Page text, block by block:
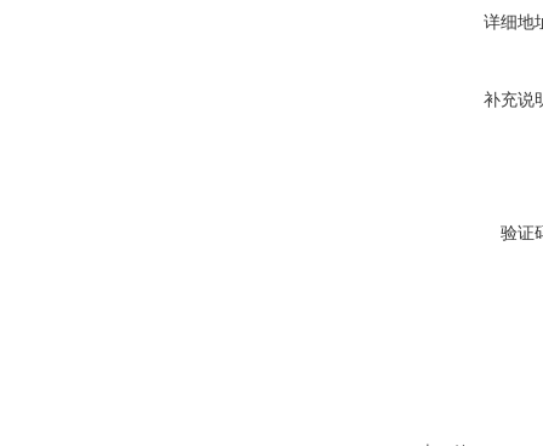
详细地
补充说
验证